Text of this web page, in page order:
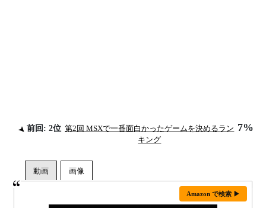
前回: 2位 第2回 MSXで一番面白かったゲームを決めるラン
キング
7%
Amazon で検索 ▶